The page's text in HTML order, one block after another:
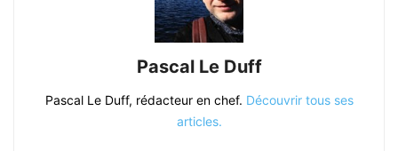
Pascal Le Duff
Pascal Le Duff, rédacteur en chef. Découvrir tous ses
articles.